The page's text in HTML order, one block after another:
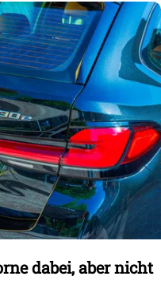
dabei, aber nicht